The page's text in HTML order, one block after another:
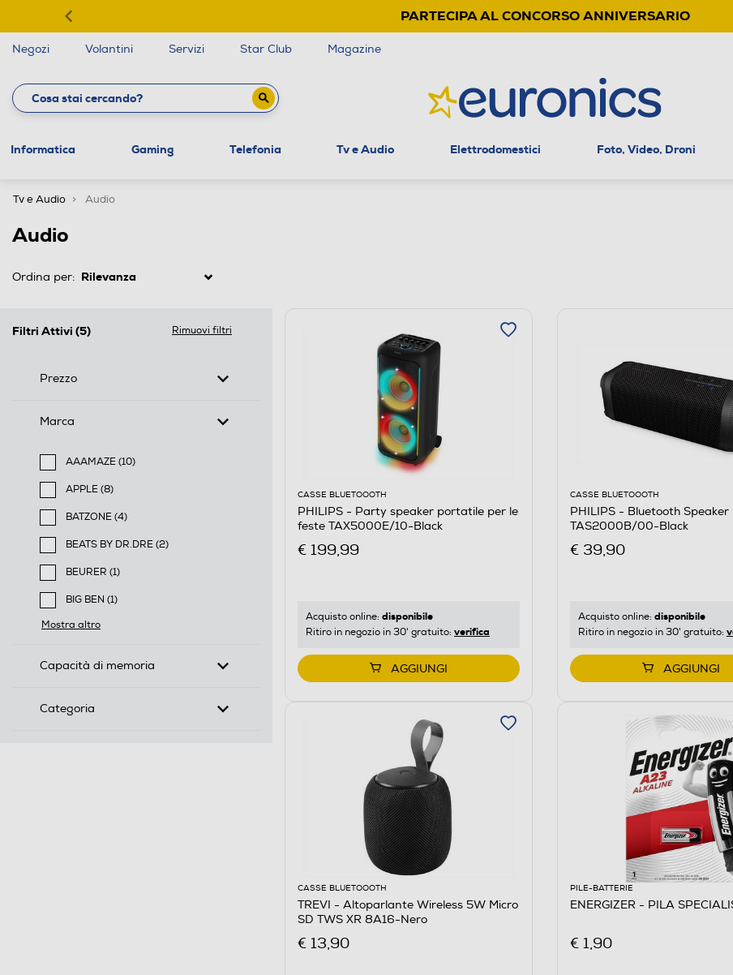
PARTECIPA AL CONCORSO ANNIVERSARIO
Negozi Volantini Servizi Star Club Magazine
Informatica Gaming Telefonia Tv e Audio Elettrodomestici Foto, Video, Droni
Tv e Audio Audio
Audio
Ordina per:
Filtri Attivi (5) Rimuovi filtri
Prezzo
Marca
AAAMAZE (10)
Filtra per Marca: AAAMAZE
APPLE (8)
Filtra per Marca: APPLE
BATZONE (4)
Filtra per Marca: BATZONE
BEATS BY DR.DRE (2)
Filtra per Marca: BEATS BY DR.DRE
BEURER (1)
Filtra per Marca: BEURER
BIG BEN (1)
Filtra per Marca: BIG BEN
Mostra altro
Capacità di memoria
Categoria
CASSE BLUETOOOTH
PHILIPS - Party speaker portatile per le
feste TAX5000E/10-Black
€ 199,99
Acquisto online: disponibile
Ritiro in negozio in 30' gratuito: verifica
AGGIUNGI
CASSE BLUETOOOTH
PHILIPS - Bluetooth Speaker
TAS2000B/00-Black
€ 39,90
Acquisto online: disponibile
Ritiro in negozio in 30' gratuito:
AGGIUNGI
CASSE BLUETOOOTH
TREVI - Altoparlante Wireless 5W Micro
SD TWS XR 8A16-Nero
€ 13,90
PILE-BATTERIE
ENERGIZER - PILA
€ 1,90